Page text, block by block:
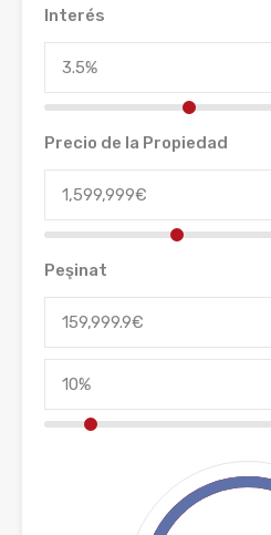
Interés
Precio de la Propiedad
Peşinat